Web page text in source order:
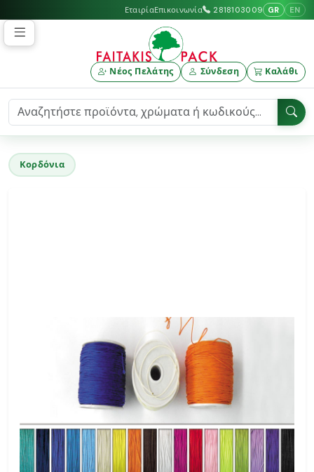
ΕταιρίαΕπικοινωνία 2818103009 GR EN
Νέος Πελάτης Σύνδεση Καλάθι
Κορδόνια